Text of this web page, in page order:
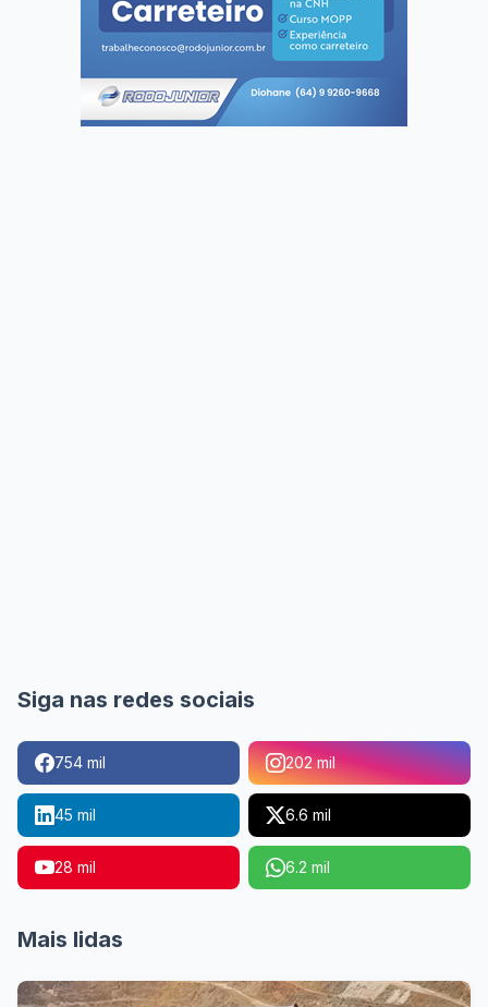
Siga nas redes sociais
754 mil 202 mil
45 mil 6.6 mil
28 mil 6.2 mil
Mais lidas